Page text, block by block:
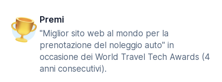
Premi
"Miglior sito web al mondo per la
prenotazione del noleggio auto" in
occasione dei World Travel Tech Awards (4
anni consecutivi).